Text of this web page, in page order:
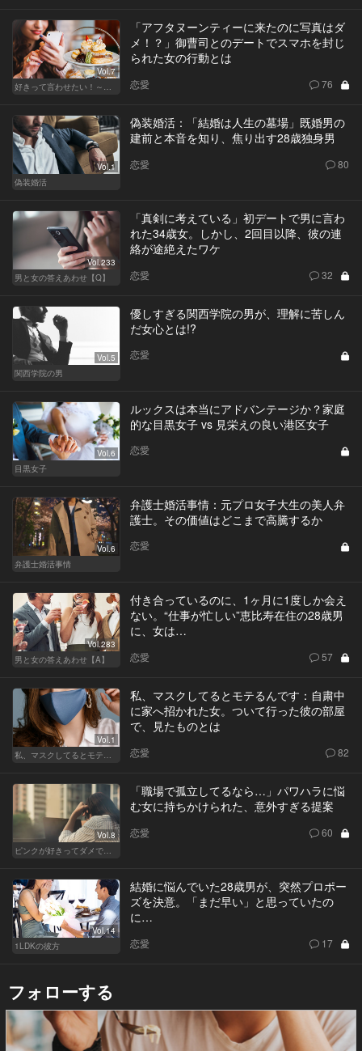
Vol.7
「アフタヌーンティーに来たのに写真はダ
メ！？」御曹司とのデートでスマホを封じ
られた女の行動とは
恋愛 76
Vol.1
偽装婚活
偽装婚活：「結婚は人生の墓場」既婚男の
建前と本音を知り、焦り出す28歳独身男
恋愛 80
Vol.233
男と女の答えあわせ【Q】
「真剣に考えている」初デートで男に言わ
れた34歳女。しかし、2回目以降、彼の連
絡が途絶えたワケ
恋愛 32
Vol.5
関西学院の男
優しすぎる関西学院の男が、理解に苦しん
だ女心とは!?
恋愛
Vol.6
目黒女子
ルックスは本当にアドバンテージか？家庭
的な目黒女子 vs 見栄えの良い港区女子
恋愛
Vol.6
弁護士婚活事情
弁護士婚活事情：元プロ女子大生の美人弁
護士。その価値はどこまで高騰するか
恋愛
Vol.283
男と女の答えあわせ【A】
付き合っているのに、1ヶ月に1度しか会え
ない。“仕事が忙しい”恵比寿在住の28歳男
に、女は…
恋愛 57
Vol.1
私、マスクしてるとモテるんです：自粛中
に家へ招かれた女。ついて行った彼の部屋
で、見たものとは
恋愛 82
Vol.8
「職場で孤立してるなら…」パワハラに悩
む女に持ちかけられた、意外すぎる提案
恋愛 60
Vol.14
1LDKの彼方
結婚に悩んでいた28歳男が、突然プロポー
ズを決意。「まだ早い」と思っていたの
に…
恋愛 17
フォローする